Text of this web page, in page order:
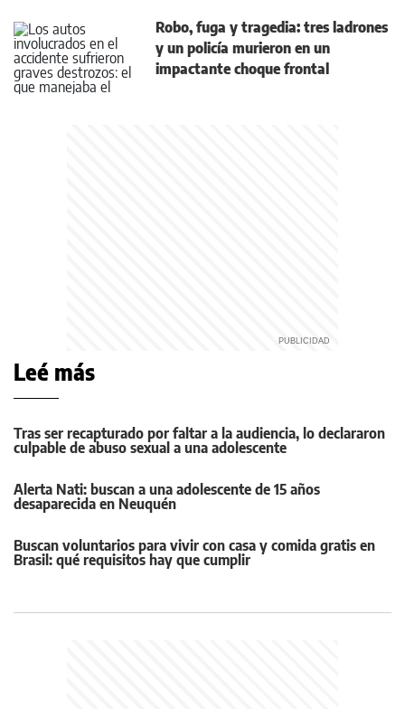
Robo, fuga y tragedia: tres ladrones
y un policía murieron en un
impactante choque frontal
Leé más
Tras ser recapturado por faltar a la audiencia, lo declararon
culpable de abuso sexual a una adolescente
Alerta Nati: buscan a una adolescente de 15 años
desaparecida en Neuquén
Buscan voluntarios para vivir con casa y comida gratis en
Brasil: qué requisitos hay que cumplir